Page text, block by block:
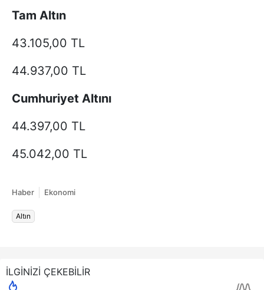
Tam Altın
43.105,00 TL
44.937,00 TL
Cumhuriyet Altını
44.397,00 TL
45.042,00 TL
Haber Ekonomi
Altın
İLGİNİZİ ÇEKEBİLİR